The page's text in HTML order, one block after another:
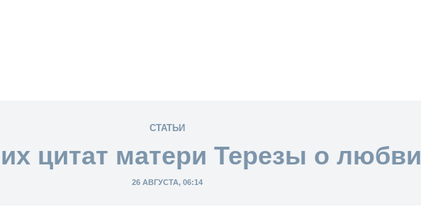
СТАТЬИ
цитат матери Терезы о любви
26 АВГУСТА, 06:14